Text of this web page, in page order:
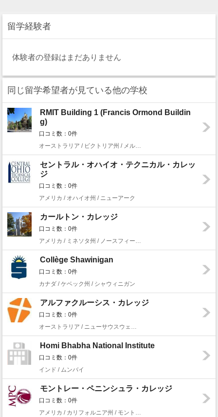
留学経験者
体験者の登録はまだありません
同じ留学希望者が見ている他の学校
RMIT Building 1 (Francis Ormond Buildin
g)
口コミ数：0件
オーストラリア / ビクトリア州 / メルボルン
セントラル・オハイオ・テクニカル・カレッ
ジ
口コミ数：0件
アメリカ / オハイオ州 / ニューアーク
カールトン・カレッジ
口コミ数：0件
アメリカ / ミネソタ州 / ノースフィールド
Collège Shawinigan
口コミ数：0件
カナダ / ケベック州 / シャウィニガン
アルファクルーシス・カレッジ
口コミ数：0件
オーストラリア / ニューサウスウェールズ州 / パラマタ
Homi Bhabha National Institute
口コミ数：0件
インド / ムンバイ
モントレー・ペニンシュラ・カレッジ
口コミ数：0件
アメリカ / カリフォルニア州 / モントレー